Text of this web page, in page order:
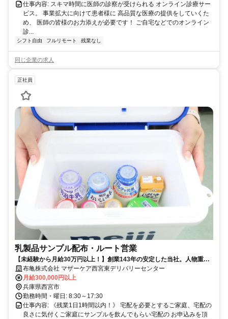
仕事内容: スキマ時間に医師の診察が受けられる オンライン診療サー
ビス。 事業拡大に向けて患者様に 高品質な医療の提供をしていくた
め、 医師の皆様のお力添えが必要です！ ご自宅などでのオンライン
診...
シフト自由 フルリモート 残業なし
同じ企業の求人
正社員
乳製品サンプル配布・ルート営業
【未経験から月給30万円以上！】創業143年の安定した当社。人物重
視・年齢学歴不問です！
布亀株式会社 マザーケア西宮東デリバリーセンター
月給300,000円以上
兵庫県西宮市
勤務時間・曜日: 8:30～17:30
仕事内容: 《残業1日1時間以内！》 宅配を必要とするご家庭、宅配の
良さに気付くご家庭にサンプルを飲んでもらい宅配の お申込みを頂